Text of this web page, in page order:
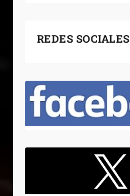
REDES SOCIALES